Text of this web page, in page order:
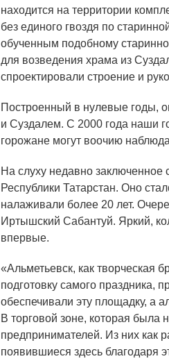
находится на территории
без единого гвоздя по
обученным подобному
для возведения храма из
спроектировали строение и
Построенный в нулевые годы,
и Суздалем. С 2000 года наши
горожане могут воочию
На слуху недавно заключенное
Республики Татарстан. Оно
налаживали более 20 лет.
Иртышский Сабантуй. Яркий,
впервые.
«Альметьевск, как творческая
подготовку самого
обеспечивали эту площадку, а
В торговой зоне, которая была
предпринимателей. Из них как
появившиеся здесь благодаря